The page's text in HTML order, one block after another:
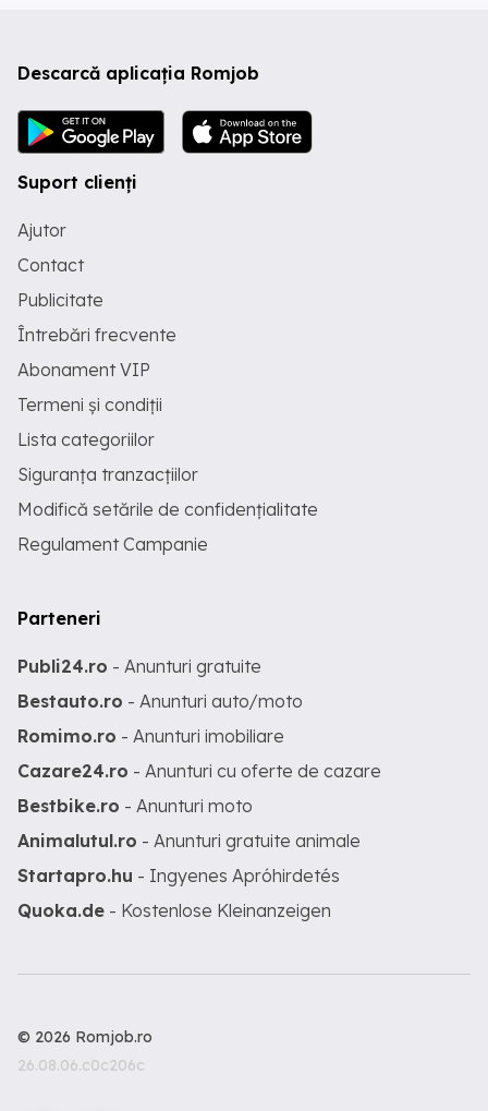
Descarcă aplicația Romjob
Suport clienți
Ajutor
Contact
Publicitate
Întrebări frecvente
Abonament VIP
Termeni și condiții
Lista categoriilor
Siguranța tranzacțiilor
Modifică setările de confidențialitate
Regulament Campanie
Parteneri
Publi24.ro - Anunturi gratuite
Bestauto.ro - Anunturi auto/moto
Romimo.ro - Anunturi imobiliare
Cazare24.ro - Anunturi cu oferte de cazare
Bestbike.ro - Anunturi moto
Animalutul.ro - Anunturi gratuite animale
Startapro.hu - Ingyenes Apróhirdetés
Quoka.de - Kostenlose Kleinanzeigen
© 2026 Romjob.ro
26.08.06.c0c206c